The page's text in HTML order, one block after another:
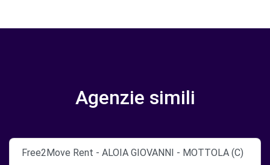
Agenzie simili
Free2Move Rent - ALOIA GIOVANNI - MOTTOLA (C)